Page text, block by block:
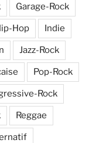
Garage-Rock
Hop Indie
Jazz-Rock
Pop-Rock
Rock
Reggae